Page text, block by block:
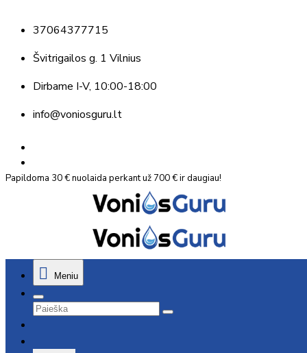
37064377715
Švitrigailos g. 1 Vilnius
Dirbame I-V, 10:00-18:00
info@voniosguru.lt
Papildoma 30 € nuolaida perkant už 700 € ir daugiau!
Meniu